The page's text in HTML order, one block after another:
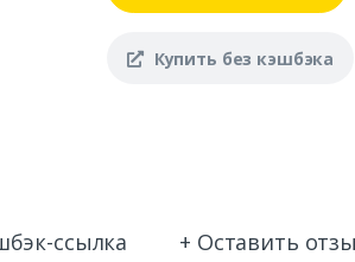
Купить без кэшбэка
ссылка + Оставить